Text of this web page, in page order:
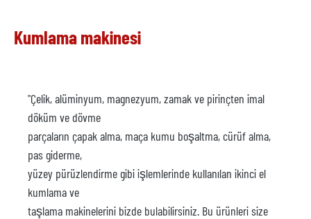
Kumlama makinesi
"Çelik, alüminyum, magnezyum, zamak ve pirinçten imal
döküm ve dövme
parçaların çapak alma, maça kumu boşaltma, cürüf alma,
pas giderme,
yüzey pürüzlendirme gibi işlemlerinde kullanılan ikinci el
kumlama ve
taşlama makinelerini bizde bulabilirsiniz. Bu ürünleri size